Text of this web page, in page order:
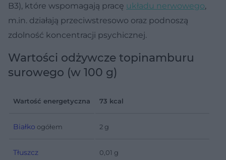
B3), które wspomagają pracę układu nerwowego,
m.in. działają przeciwstresowo oraz podnoszą
zdolność koncentracji psychicznej.
Wartości odżywcze topinamburu
surowego (w 100 g)
Wartość energetyczna 73 kcal
Białko ogółem 2 g
Tłuszcz 0,01 g